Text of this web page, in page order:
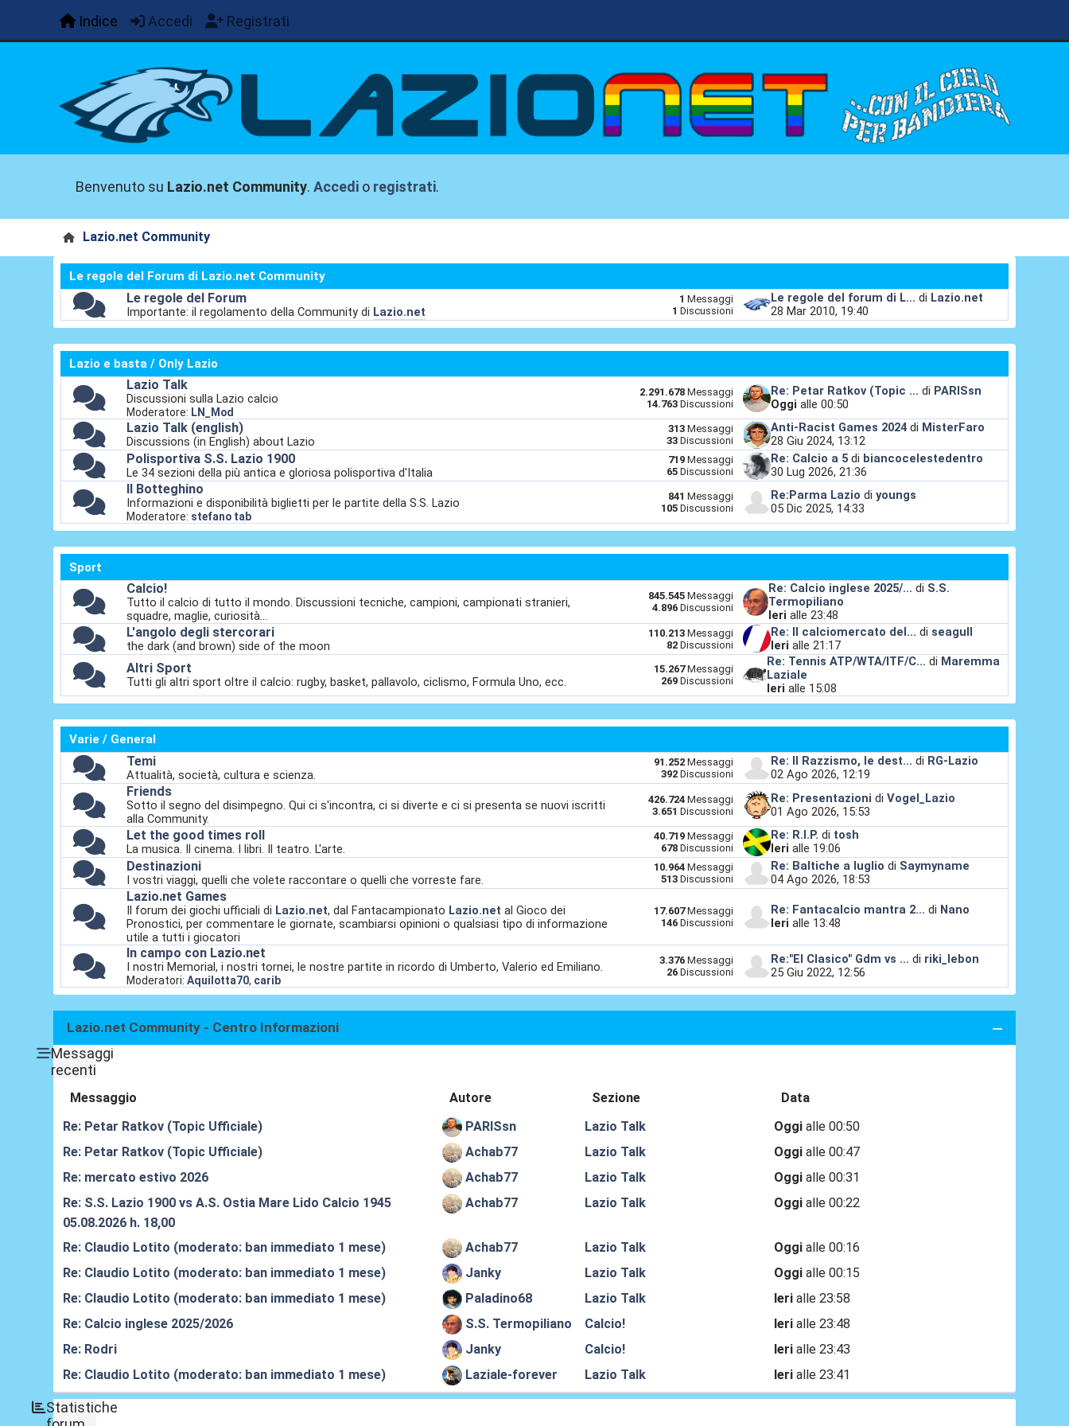
Indice Accedi Registrati
Benvenuto su Lazio.net Community.Accedi o registrati.
Lazio.net Community
Le regole del Forum di Lazio.net Community
Le regole del Forum
Importante: il regolamento della Community di Lazio.net
1 Messaggi
1 Discussioni
Le regole del forum di L... di Lazio.net
28 Mar 2010, 19:40
Lazio e basta / Only Lazio
Lazio Talk
Discussioni sulla Lazio calcio
Moderatore: LN_Mod
2.291.678Messaggi
14.763Discussioni
Re: Petar Ratkov (Topic ... di PARISsn
Oggi alle 00:50
Lazio Talk (english)
Discussions (in English) about Lazio
313Messaggi
33Discussioni
Anti-Racist Games 2024di MisterFaro
28 Giu 2024, 13:12
Polisportiva S.S. Lazio 1900
Le 34 sezioni della più antica e gloriosa polisportiva d'Italia
719Messaggi
65Discussioni
Re: Calcio a 5di biancocelestedentro
30 Lug 2026, 21:36
Il Botteghino
Informazioni e disponibilità biglietti per le partite della S.S. Lazio
Moderatore: stefano tab
841 Messaggi
105Discussioni
Re:Parma Lazio di youngs
05 Dic 2025, 14:33
Sport
Calcio!
Tutto il calcio di tutto il mondo. Discussioni tecniche, campioni, campionati stranieri,
squadre, maglie, curiosità...
845.545Messaggi
4.896Discussioni
Re: Calcio inglese 2025/... di S.S.
Termopiliano
Ieri alle 23:48
L'angolo degli stercorari
the dark (and brown) side of the moon
110.213Messaggi
82Discussioni
Re: Il calciomercato del... di seagull
Ieri alle 21:17
Altri Sport
Tutti gli altri sport oltre il calcio: rugby, basket, pallavolo, ciclismo, Formula Uno, ecc.
15.267Messaggi
269Discussioni
Re: Tennis ATP/WTA/ITF/C... di Maremma
Laziale
Ieri alle 15:08
Varie / General
Temi
Attualità, società, cultura e scienza.
91.252Messaggi
392Discussioni
Re: Il Razzismo, le dest... di RG-Lazio
02 Ago 2026, 12:19
Friends
Sotto il segno del disimpegno. Qui ci s'incontra, ci si diverte e ci si presenta se nuovi iscritti
alla Community.
426.724Messaggi
3.651 Discussioni
Re: Presentazioni di Vogel_Lazio
01 Ago 2026, 15:53
Let the good times roll
La musica. Il cinema. I libri. Il teatro. L'arte.
40.719Messaggi
678Discussioni
Re: R.I.P. di tosh
Ieri alle 19:06
Destinazioni
I vostri viaggi, quelli che volete raccontare o quelli che vorreste fare.
10.964Messaggi
513Discussioni
Re: Baltiche a luglio di Saymyname
04 Ago 2026, 18:53
Lazio.net Games
Il forum dei giochi ufficiali di Lazio.net, dal Fantacampionato Lazio.net al Gioco dei
Pronostici, per commentare le giornate, scambiarsi opinioni o qualsiasi tipo di informazione
utile a tutti i giocatori
17.607Messaggi
146Discussioni
Re: Fantacalcio mantra 2... di Nano
Ieri alle 13:48
In campo con Lazio.net
I nostri Memorial, i nostri tornei, le nostre partite in ricordo di Umberto, Valerio ed Emiliano.
Moderatori:Aquilotta70, carib
3.376Messaggi
26Discussioni
Re:"El Clasico" Gdm vs ... di riki_lebon
25 Giu 2022, 12:56
Lazio.net Community - Centro Informazioni
Messaggi
recenti
Messaggio Autore Sezione
Data
Re: Petar Ratkov (Topic Ufficiale)
PARISsn Lazio Talk Oggi alle 00:50
Re: Petar Ratkov (Topic Ufficiale)
Achab77 Lazio Talk Oggi alle 00:47
Re: mercato estivo 2026
Achab77 Lazio Talk Oggi alle 00:31
Re: S.S. Lazio 1900 vs A.S. Ostia Mare Lido Calcio 1945
05.08.2026 h. 18,00
Achab77 Lazio Talk Oggi alle 00:22
Re: Claudio Lotito (moderato: ban immediato 1 mese) Achab77 Lazio Talk Oggi alle 00:16
Re: Claudio Lotito (moderato: ban immediato 1 mese)
Janky Lazio Talk Oggi alle 00:15
Re: Claudio Lotito (moderato: ban immediato 1 mese)
Paladino68 Lazio Talk Ieri alle 23:58
Re: Calcio inglese 2025/2026
S.S. Termopiliano Calcio! Ieri alle 23:48
Re: Rodri
Janky Calcio! Ieri alle 23:43
Re: Claudio Lotito (moderato: ban immediato 1 mese)
Laziale-forever Lazio Talk Ieri alle 23:41
Statistiche